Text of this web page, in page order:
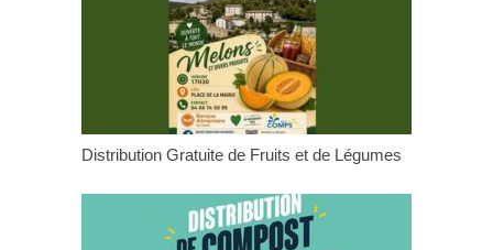
Distribution Gratuite de Fruits et de Légumes